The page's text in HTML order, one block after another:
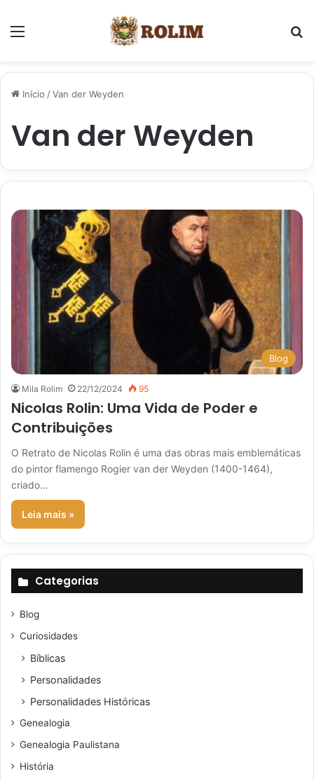
Início /Van der Weyden
Van der Weyden
Blog
Mila Rolim 22/12/2024 95
Nicolas Rolin: Uma Vida de Poder e
Contribuições
O Retrato de Nicolas Rolin é uma das obras mais emblemáticas
do pintor flamengo Rogier van der Weyden (1400-1464),
criado…
Leia mais »
Categorias
Blog
Curiosidades
Bíblicas
Personalidades
Personalidades Históricas
Genealogia
Genealogia Paulistana
História